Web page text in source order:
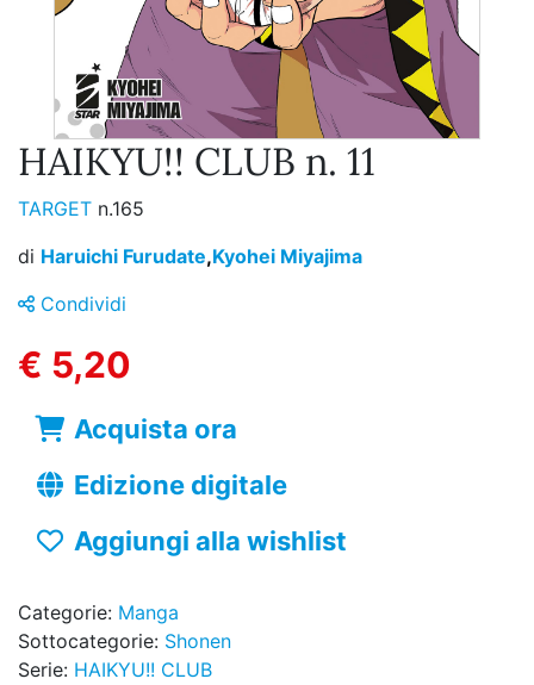
HAIKYU!! CLUB n. 11
TARGET n.165
di Haruichi Furudate,Kyohei Miyajima
Condividi
€ 5,20
Acquista ora
Edizione digitale
Aggiungi alla wishlist
Categorie: Manga
Sottocategorie: Shonen
Serie: HAIKYU!! CLUB